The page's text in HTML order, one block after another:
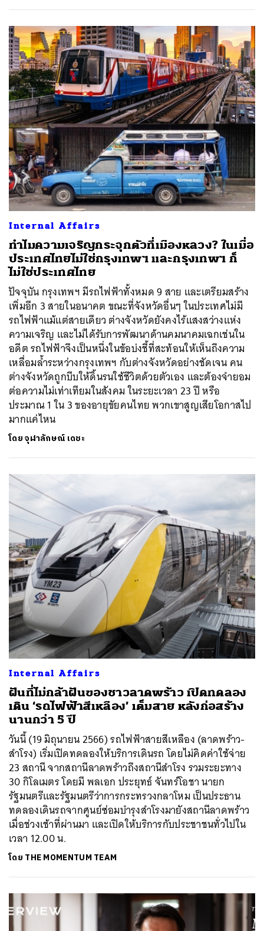
Internal Affairs
ทำไมความเจริญกระจุกตัวที่เมืองหลวง? ในเมื่อ
ประเทศไทยไม่ใช่กรุงเทพฯ และกรุงเทพฯ ก็
ไม่ใช่ประเทศไทย
ปัจจุบัน กรุงเทพฯ มีรถไฟฟ้าทั้งหมด 9 สาย และเตรียมสร้าง
เพิ่มอีก 3 สายในอนาคต ขณะที่จังหวัดอื่นๆ ในประเทศไม่มี
รถไฟฟ้าแม้แต่สายเดียว ต่างจังหวัดยังคงไร้แสงสว่างแห่ง
ความเจริญ และไม่ได้รับการพัฒนาด้านคมนาคมเฉกเช่นใน
อดีต รถไฟฟ้าจึงเป็นหนึ่งในข้อบ่งชี้ที่สะท้อนให้เห็นถึงความ
เหลื่อมล้ำระหว่างกรุงเทพฯ กับต่างจังหวัดอย่างชัดเจน คน
ต่างจังหวัดถูกบีบให้ดิ้นรนใช้ชีวิตด้วยตัวเอง และต้องจำยอม
ต่อความไม่เท่าเทียมในสังคม ในระยะเวลา 23 ปี หรือ
ประมาณ 1 ใน 3 ของอายุขัยคนไทย พวกเขาสูญเสียโอกาสไป
มากแค่ไหน
โดยจุฬาลักษณ์ เดชะ
Internal Affairs
ฝันที่ไม่กล้าฝันของชาวลาดพร้าว เปิดทดลอง
เดิน ‘รถไฟฟ้าสีเหลือง’ เต็มสาย หลังก่อสร้าง
นานกว่า 5 ปี
วันนี้ (19 มิถุนายน 2566) รถไฟฟ้าสายสีเหลือง (ลาดพร้าว-
สำโรง) เริ่มเปิดทดลองให้บริการเดินรถ โดยไม่คิดค่าใช้จ่าย
23 สถานี จากสถานีลาดพร้าวถึงสถานีสำโรง รวมระยะทาง
30 กิโลเมตร โดยมี พลเอก ประยุทธ์ จันทร์โอชา นายก
รัฐมนตรีและรัฐมนตรีว่าการกระทรวงกลาโหม เป็นประธาน
ทดลองเดินรถจากศูนย์ซ่อมบำรุงสำโรงมายังสถานีลาดพร้าว
เมื่อช่วงเช้าที่ผ่านมา และเปิดให้บริการกับประชาชนทั่วไปใน
เวลา 12.00 น.
โดย THE MOMENTUM TEAM
SHARE TWEET LINE EMAIL